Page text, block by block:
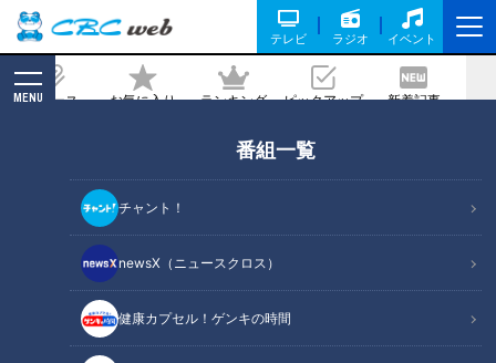
テレビ ラジオ イベント
ニュース お気に入り ランキング ピックアップ 新着記事
MENU
番組一覧
チャント！
newsX（ニュースクロス）
健康カプセル！ゲンキの時間
オ金メダリスト山室光史が語る体操競技
の奥深さ
記事に戻る